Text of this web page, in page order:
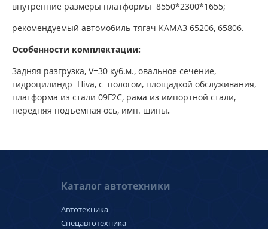
внутренние размеры платформы 8550*2300*1655;
рекомендуемый автомобиль-тягач КАМАЗ 65206, 65806.
Особенности комплектации:
Задняя разгрузка, V=30 куб.м., овальное сечение,
гидроцилиндр Hiva, с пологом, площадкой обслуживания,
платформа из стали 09Г2С, рама из импортной стали,
передняя подъемная ось, имп. шины.
Каталог автотехники
Автотехника
Спецавтотехника